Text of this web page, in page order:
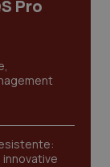
Pro
innovative
/Dominio